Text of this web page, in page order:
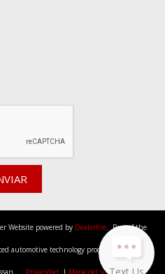
Website powered by Dealerfire. Part of the
automotive technology products.
Privacidad | Mapa del sitio